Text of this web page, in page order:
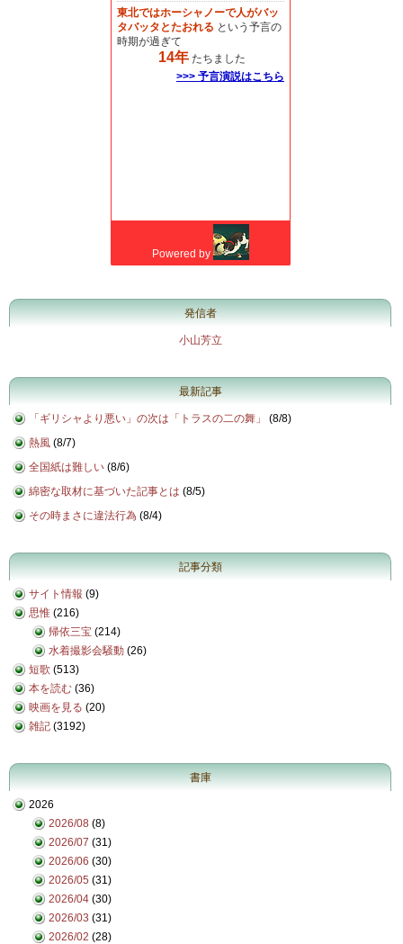
発信者
小山芳立
最新記事
「ギリシャより悪い」の次は「トラスの二の舞」 (8/8)
熱風 (8/7)
全国紙は難しい (8/6)
綿密な取材に基づいた記事とは (8/5)
その時まさに違法行為 (8/4)
記事分類
サイト情報 (9)
思惟 (216)
帰依三宝 (214)
水着撮影会騒動 (26)
短歌 (513)
本を読む (36)
映画を見る (20)
雑記 (3192)
書庫
2026
2026/08 (8)
2026/07 (31)
2026/06 (30)
2026/05 (31)
2026/04 (30)
2026/03 (31)
2026/02 (28)